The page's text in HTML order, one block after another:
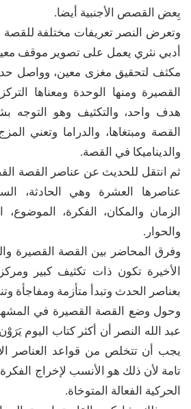
بِعض القصص الأجنبية أيضا.
وتعرض النصر تعريفات مختلفة للقصة
أدبي نثري يعمل على تصوير موقف
مكثف لتحقيق مغزى معين، وواصل
القصيرة ومنها الوحدة ومعناها
هدف واحد، والتكثيف وهو التوجه
القصة ومبتغاها، والدراما وتعني
والديناميكا في القصة.
ثم انتقل للحديث عن عناصر القصة
عناصرها العشرة وهي الحادثة،
الزمان والمكان، الفكرة، الموضوع،
والحوار.
وفرق المحاضر بين القصة القصيرة
الأخيرة تكون ذات تكثيف كبير
بعناصر الحدث وتبدأ متأزمة ومفاجأة
​وحول وضع القصة القصيرة في المشهد
عبد الله النصر أن أكثر كتاب اليوم
يجب أن تتخلص من قواعد العناصر
تامة لأن ذلك هو الأنسب لإخراج الفكرة،
الحركية الفعالة المتوخاة.